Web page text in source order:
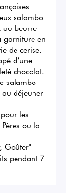
salambo
au beurre
garniture en
de cerise.
d’une
chocolat.
salambo
au déjeuner
les
ou la
Goûter"
pendant 7